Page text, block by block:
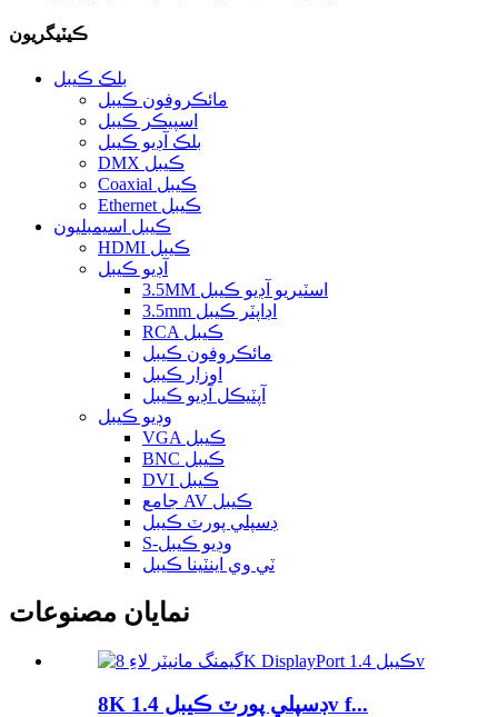
ڪيٽيگريون
بلڪ ڪيبل
مائڪروفون ڪيبل
اسپيڪر ڪيبل
بلڪ آڊيو ڪيبل
DMX ڪيبل
Coaxial ڪيبل
Ethernet ڪيبل
ڪيبل اسيمبليون
HDMI ڪيبل
آڊيو ڪيبل
3.5MM اسٽيريو آڊيو ڪيبل
3.5mm اڊاپٽر ڪيبل
RCA ڪيبل
مائڪروفون ڪيبل
اوزار ڪيبل
آپٽيڪل آڊيو ڪيبل
وڊيو ڪيبل
VGA ڪيبل
BNC ڪيبل
DVI ڪيبل
جامع AV ڪيبل
ڊسپلي پورٽ ڪيبل
S-وڊيو ڪيبل
ٽي وي اينٽينا ڪيبل
نمايان مصنوعات
8K ڊسپلي پورٽ ڪيبل 1.4v f...